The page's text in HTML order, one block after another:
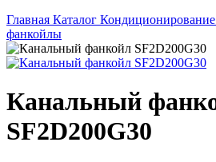
Главная Каталог Кондиционирование
фанкойлы
Канальный
SF2D200G30